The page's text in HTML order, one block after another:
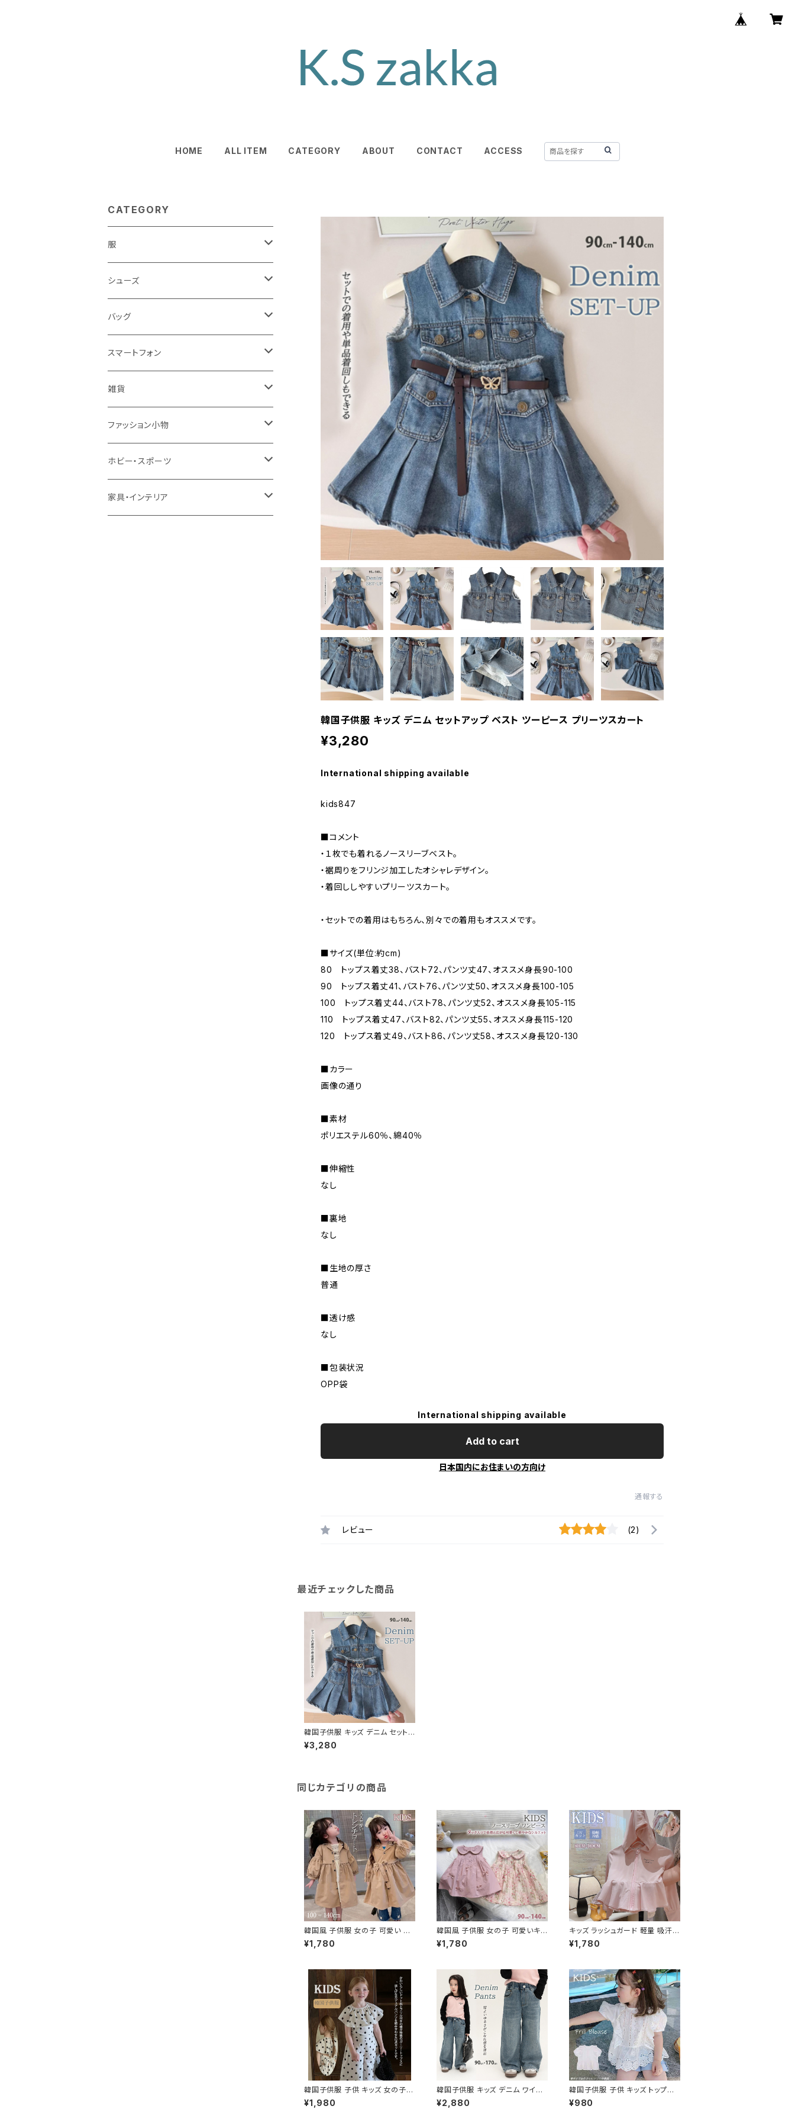
HOME ALL ITEM CATEGORY ABOUT CONTACT ACCESS
韓国子供服 キッズ デニム セットアップ ベスト ツーピース プリーツスカート
¥3,280
International shipping available
kids847
■コメント
・１枚でも着れるノースリーブベスト。
・裾周りをフリンジ加工したオシャレデザイン。
・着回ししやすいプリーツスカート。
・セットでの着用はもちろん、別々での着用もオススメです。
■サイズ(単位:約cm)
80 トップス着丈38、バスト72、パンツ丈47、オススメ身長90-100
90 トップス着丈41、バスト76、パンツ丈50、オススメ身長100-105
100 トップス着丈44、バスト78、パンツ丈52、オススメ身長105-115
110 トップス着丈47、バスト82、パンツ丈55、オススメ身長115-120
120 トップス着丈49、バスト86、パンツ丈58、オススメ身長120-130
■カラー
画像の通り
■素材
ポリエステル60％、綿40％
■伸縮性
なし
■裏地
なし
■生地の厚さ
普通
■透け感
なし
■包装状況
OPP袋
International shipping available
Add to cart
日本国内にお住まいの方向け
通報する
レビュー (2)
最近チェックした商品
韓国子供服 キッズ デニム セットア
ップ ベスト ツーピース プリーツス
カート
¥3,280
同じカテゴリの商品
韓国風 子供服 女の子 可愛い キ
ッズ コート ボタン パフスリーブ袖
¥1,780
韓国風 子供服 女の子 可愛いキッ
ズ ノースリーブワンピース可愛い
襟 ドレス
¥1,780
キッズ ラッシュガード 軽量 吸汗速
乾 パーカー フード付き UVカット
日焼け
¥1,780
韓国子供服 子供 キッズ 女の子用
ドット柄セットアップ2点セット
¥1,980
韓国子供服 キッズ デニム ワイド
ジーンズ パンツ ズボン ボトムス
カジュアル
¥2,880
韓国子供服 子供 キッズ トップス
ブラウス レース ホワイト 肩フリル
裾フリル 白 半袖
¥980
CATEGORY
服
レディース
トップス
コート・ジャケット
水着・オーバーウェア
メンズ
バッグ
帽子
キッズ＆ベビー
浴衣
シューズ
レディース
サンダル
スニーカー
メンズ
サンダル
キッズ＆ベビー
バッグ
レディース
メンズ
キッズ＆ベビー
スマートフォン
アクセサリ
ケース・カバー
ケーブル・アダプター
ケース
スタント
フィルム
雑貨
ガラス
タオル
キーホルダー
ファッション小物
サングラス・眼鏡
手芸・ハンドメイド用品
ホビー・スポーツ
アウトドア・キャンプ・登山
家具・インテリア